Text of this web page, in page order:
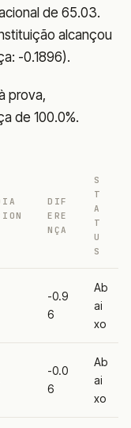
de 65.03.
alcançou
-0.1896).
prova,
de 100.0%.
DIF
ERE
NÇA
S
T
A
T
U
S
-0.9
6
Ab
ai
xo
-0.0
6
Ab
ai
xo